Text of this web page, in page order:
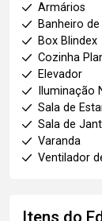
Armários
Banheiro
Box Blindex
Cozinha
Elevador
Iluminação
Sala de
Sala de
Varanda
Ventilador
Itens do